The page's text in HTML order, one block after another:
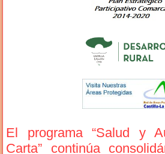
El programa “Salud y
Carta” continúa